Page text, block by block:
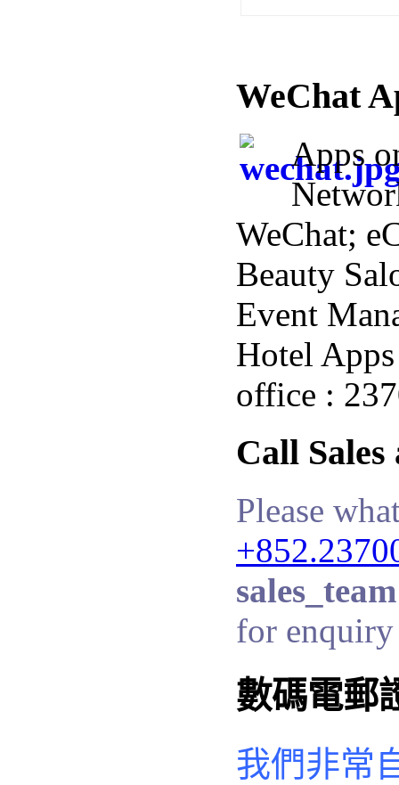
WeChat
Apps
WeChat;
Beauty
Event
Hotel
office :
Call
Please
for
數碼電郵
我們非常